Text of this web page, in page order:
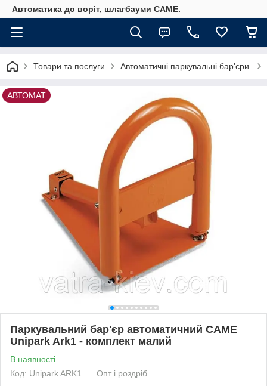
Автоматика до воріт, шлагбауми CAME.
Товари та послуги Автоматичні паркувальні бар'єри.
АВТОМАТ
Паркувальний бар'єр автоматичний CAME
Unipark Ark1 - комплект малий
В наявності
Код: Unipark ARK1
Опт і роздріб